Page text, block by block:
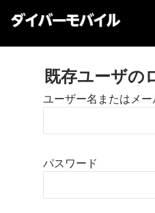
既存ユーザの
ユーザー名またはメ
パスワード